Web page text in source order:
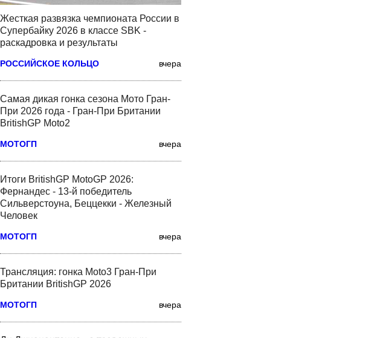
Жесткая развязка чемпионата России в
Супербайку 2026 в классе SBK -
раскадровка и результаты
РОССИЙСКОЕ КОЛЬЦО вчера
Самая дикая гонка сезона Мото Гран-
При 2026 года - Гран-При Британии
BritishGP Moto2
МОТОГП вчера
Итоги BritishGP MotoGP 2026:
Фернандес - 13-й победитель
Сильверстоуна, Беццекки - Железный
Человек
МОТОГП вчера
Трансляция: гонка Moto3 Гран-При
Британии BritishGP 2026
МОТОГП вчера